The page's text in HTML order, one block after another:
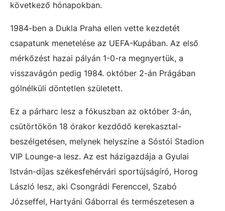
következő hónapokban.
1984-ben a Dukla Praha ellen vette kezdetét
csapatunk menetelése az UEFA-Kupában. Az első
mérkőzést hazai pályán 1-0-ra megnyertük, a
visszavágón pedig 1984. október 2-án Prágában
gólnélküli döntetlen született.
Ez a párharc lesz a fókuszban az október 3-án,
csütörtökön 18 órakor kezdődő kerekasztal-
beszélgetésen, melynek helyszíne a Sóstói Stadion
VIP Lounge-a lesz. Az est házigazdája a Gyulai
István-díjas székesfehérvári sportújságíró, Horog
László lesz, aki Csongrádi Ferenccel, Szabó
Józseffel, Hartyáni Gáborral és természetesen a